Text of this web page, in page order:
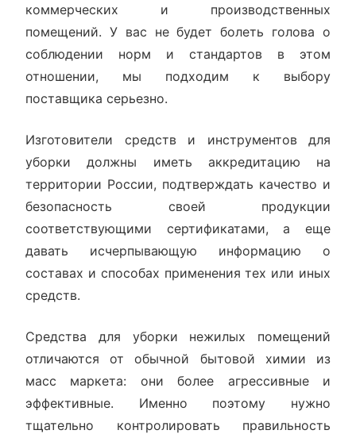
коммерческих и производственных
помещений. У вас не будет болеть голова о
соблюдении норм и стандартов в этом
отношении, мы подходим к выбору
поставщика серьезно.
Изготовители средств и инструментов для
уборки должны иметь аккредитацию на
территории России, подтверждать качество и
безопасность своей продукции
соответствующими сертификатами, а еще
давать исчерпывающую информацию о
составах и способах применения тех или иных
средств.
Средства для уборки нежилых помещений
отличаются от обычной бытовой химии из
масс маркета: они более агрессивные и
эффективные. Именно поэтому нужно
тщательно контролировать правильность